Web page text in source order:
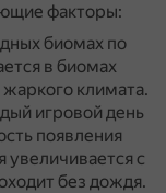
факторы:
биомах по
в биомах
климата.
игровой день
появления
с
без дождя.